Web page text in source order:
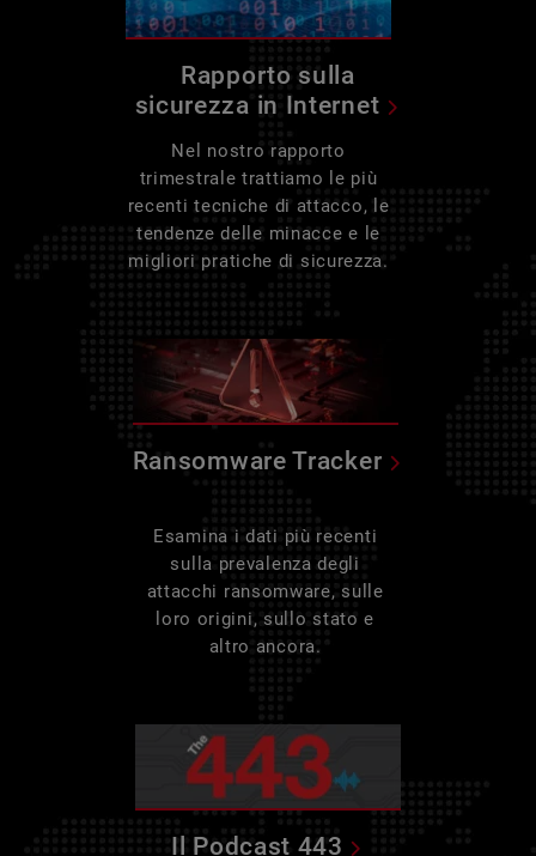
Rapporto sulla
sicurezza in Internet
Nel nostro rapporto
trimestrale trattiamo le più
recenti tecniche di attacco, le
tendenze delle minacce e le
migliori pratiche di sicurezza.
Ransomware Tracker
Esamina i dati più recenti
sulla prevalenza degli
attacchi ransomware, sulle
loro origini, sullo stato e
altro ancora.
Il Podcast 443